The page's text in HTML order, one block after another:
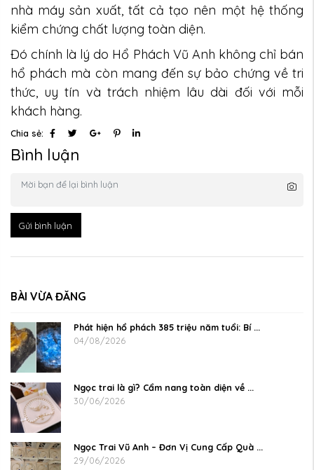
nhà máy sản xuất, tất cả tạo nên một hệ thống
kiểm chứng chất lượng toàn diện.
Đó chính là lý do Hổ Phách Vũ Anh không chỉ bán
hổ phách mà còn mang đến sự bảo chứng về tri
thức, uy tín và trách nhiệm lâu dài đối với mỗi
khách hàng.
Chia sẻ:
Bình luận
Gửi bình luận
BÀI VỪA ĐĂNG
Phát hiện hổ phách 385 triệu năm tuổi: Bí ...
04/08/2026
Ngọc trai là gì? Cẩm nang toàn diện về ...
30/06/2026
Ngọc Trai Vũ Anh – Đơn Vị Cung Cấp Quà ...
29/06/2026